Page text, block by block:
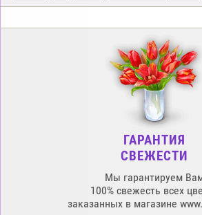
ГАРАНТИЯ
СВЕЖЕСТИ
Мы гарантируем
100% свежесть всех
заказанных в магазине